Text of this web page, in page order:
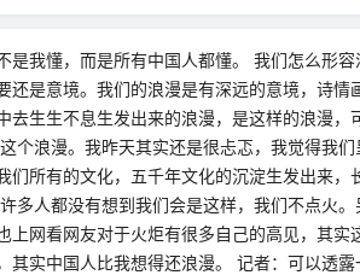
是我懂，而是所有中国人都懂。 我们怎么形
还是意境。我们的浪漫是有深远的意境，诗
去生生不息生发出来的浪漫，是这样的浪漫，
个浪漫。我昨天其实还是很忐忑，我觉得我
们所有的文化，五千年文化的沉淀生发出来，
多人都没有想到我们会是这样，我们不点火
上网看网友对于火炬有很多自己的高见，其实
其实中国人比我想得还浪漫。 记者：可以透